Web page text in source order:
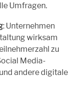
Umfragen.
: Unternehmen
wirksam
zu
Media-
andere digitale